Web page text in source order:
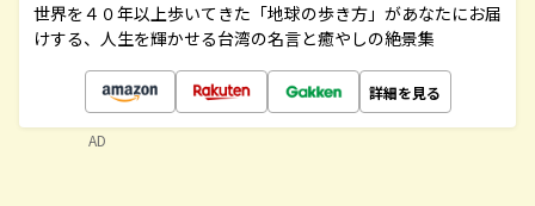
世界を４０年以上歩いてきた「地球の歩き方」があなたにお届
けする、人生を輝かせる台湾の名言と癒やしの絶景集
詳細を見る
AD